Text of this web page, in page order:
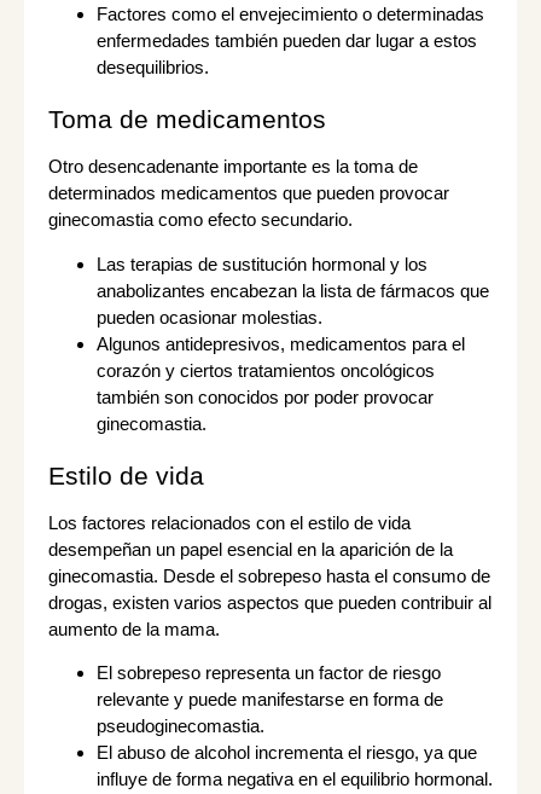
Factores como el envejecimiento o determinadas
enfermedades también pueden dar lugar a estos
desequilibrios.
Toma de medicamentos
Otro desencadenante importante es la toma de
determinados medicamentos que pueden provocar
ginecomastia como efecto secundario.
Las terapias de sustitución hormonal y los
anabolizantes encabezan la lista de fármacos que
pueden ocasionar molestias.
Algunos antidepresivos, medicamentos para el
corazón y ciertos tratamientos oncológicos
también son conocidos por poder provocar
ginecomastia.
Estilo de vida
Los factores relacionados con el estilo de vida
desempeñan un papel esencial en la aparición de la
ginecomastia. Desde el sobrepeso hasta el consumo de
drogas, existen varios aspectos que pueden contribuir al
aumento de la mama.
El sobrepeso representa un factor de riesgo
relevante y puede manifestarse en forma de
pseudoginecomastia.
El abuso de alcohol incrementa el riesgo, ya que
influye de forma negativa en el equilibrio hormonal.